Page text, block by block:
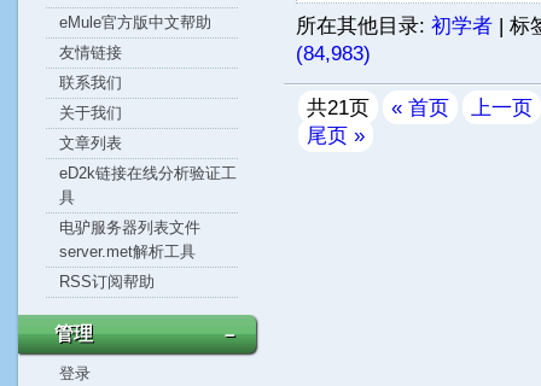
所在其他目录:初学者 | 标
(84,983)
共21页 « 首页
上一页
尾页 »
eMule官方版中文帮助
友情链接
联系我们
关于我们
文章列表
eD2k链接在线分析验证工
具
电驴服务器列表文件
server.met解析工具
RSS订阅帮助
管理 －
登录